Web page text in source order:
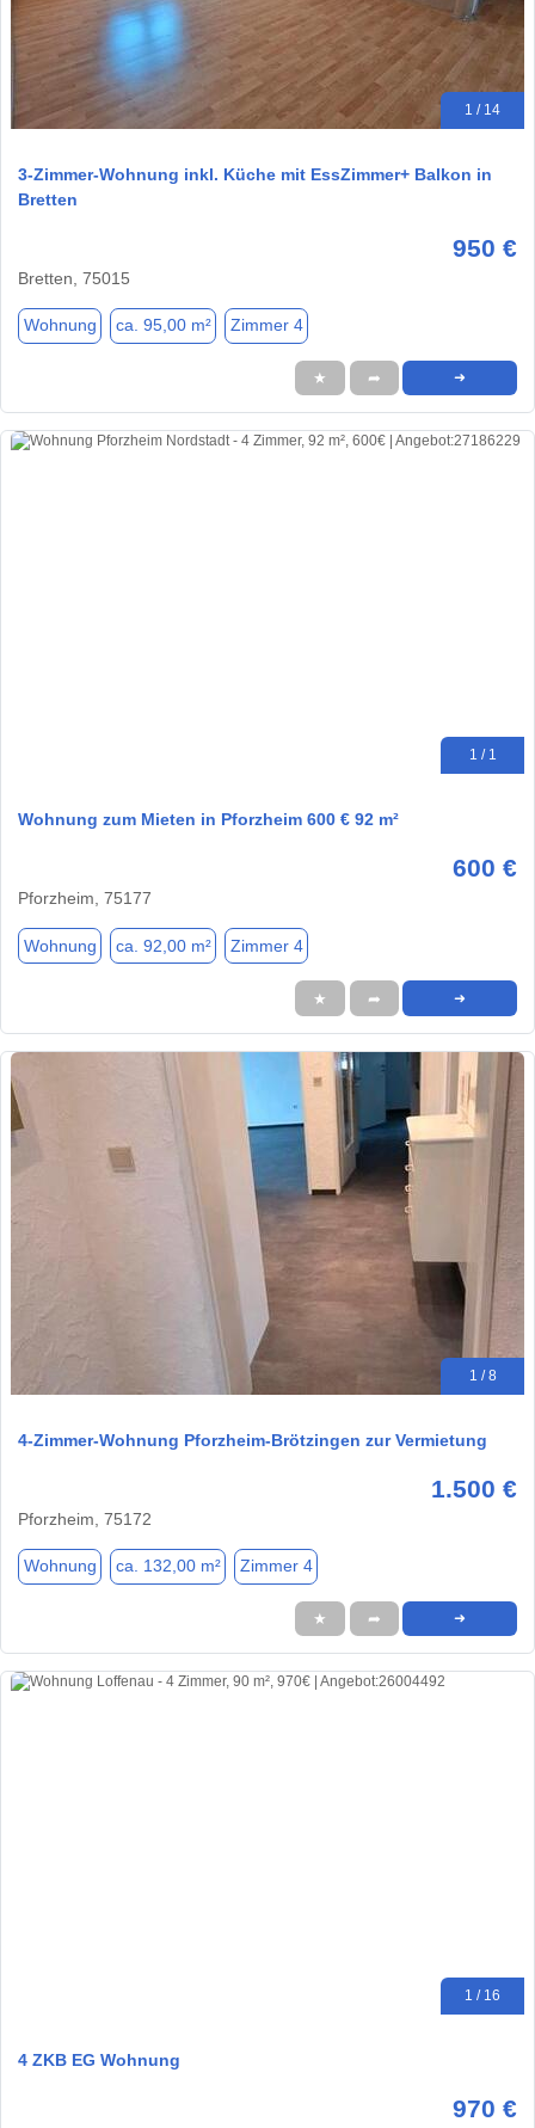
1 / 14
3-Zimmer-Wohnung inkl. Küche mit EssZimmer+ Balkon in
Bretten
950 €
Bretten, 75015
Wohnung ca. 95,00 m² Zimmer 4
★ ➦ ➜
1 / 1
Wohnung zum Mieten in Pforzheim 600 € 92 m²
600 €
Pforzheim, 75177
Wohnung ca. 92,00 m² Zimmer 4
★ ➦ ➜
1 / 8
4-Zimmer-Wohnung Pforzheim-Brötzingen zur Vermietung
1.500 €
Pforzheim, 75172
Wohnung ca. 132,00 m² Zimmer 4
★ ➦ ➜
1 / 16
4 ZKB EG Wohnung
970 €